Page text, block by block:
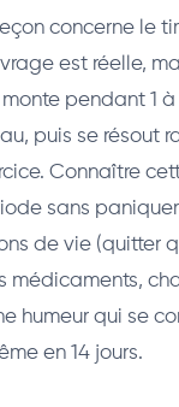
concerne le
est réelle,
pendant 1 à
puis se résout
Connaître
sans
de vie (quitter
médicaments,
humeur qui se
en 14 jours.